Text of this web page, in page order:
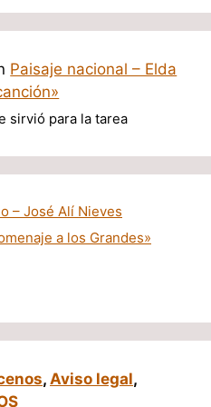
Paisaje nacional – Elda
sirvió para la tarea
– José Alí Nieves
a los Grandes»
, Aviso legal,